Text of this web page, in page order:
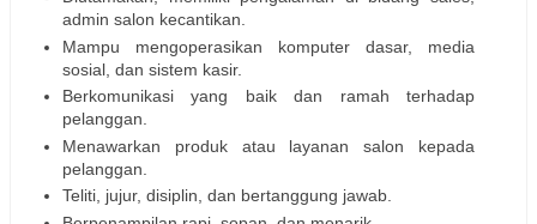
admin salon kecantikan.
Mampu mengoperasikan komputer dasar, media
sosial, dan sistem kasir.
Berkomunikasi yang baik dan ramah terhadap
pelanggan.
Menawarkan produk atau layanan salon kepada
pelanggan.
Teliti, jujur, disiplin, dan bertanggung jawab.